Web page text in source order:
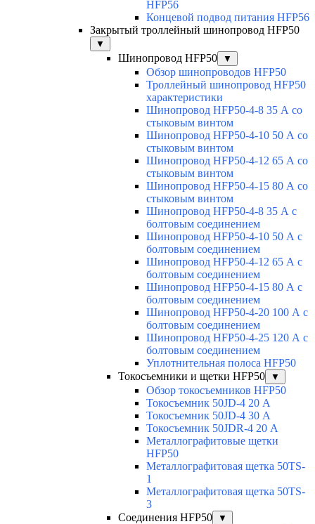
HFP56
Концевой подвод питания HFP56
Закрытый троллейный шинопровод HFP50
▼
Шинопровод HFP50 ▼
Обзор шинопроводов HFP50
Троллейный шинопровод HFP50
характеристики
Шинопровод HFP50-4-8 35 А со
стыковым винтом
Шинопровод HFP50-4-10 50 А со
стыковым винтом
Шинопровод HFP50-4-12 65 А со
стыковым винтом
Шинопровод HFP50-4-15 80 А со
стыковым винтом
Шинопровод HFP50-4-8 35 А с
болтовым соединением
Шинопровод HFP50-4-10 50 А с
болтовым соединением
Шинопровод HFP50-4-12 65 А с
болтовым соединением
Шинопровод HFP50-4-15 80 А с
болтовым соединением
Шинопровод HFP50-4-20 100 А с
болтовым соединением
Шинопровод HFP50-4-25 120 А с
болтовым соединением
Уплотнительная полоса HFP50
Токосъемники и щетки HFP50
▼
Обзор токосъемников HFP50
Токосъемник 50JD-4 20 А
Токосъемник 50JD-4 30 А
Токосъемник 50JDR-4 20 А
Металлографитовые щетки
HFP50
Металлографитовая щетка 50TS-
1
Металлографитовая щетка 50TS-
3
Соединения HFP50
▼